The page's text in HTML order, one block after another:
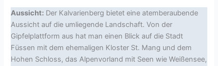
Aussicht: Der Kalvarienberg bietet eine atemberaubende
Aussicht auf die umliegende Landschaft. Von der
Gipfelplattform aus hat man einen Blick auf die Stadt
Füssen mit dem ehemaligen Kloster St. Mang und dem
Hohen Schloss, das Alpenvorland mit Seen wie Weißensee,